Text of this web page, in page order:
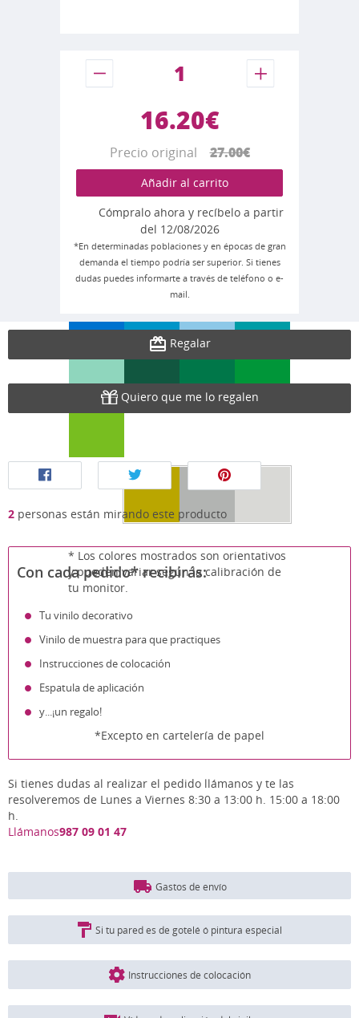
* Los colores mostrados son orientativos
y pueden variar según la calibración de
tu monitor.
16.20€
Precio original27.00€
Añadir al carrito
Cómpralo ahora y recíbelo a partir
del 12/08/2026
*En determinadas poblaciones y en épocas de gran
demanda el tiempo podría ser superior. Si tienes
dudas puedes informarte a través de teléfono o e-
mail.
Regalar
Quiero que me lo regalen
2 personas están mirando este producto
Con cada pedido* recibirás:
Tu vinilo decorativo
Vinilo de muestra para que practiques
Instrucciones de colocación
Espatula de aplicación
y...¡un regalo!
*Excepto en cartelería de papel
Si tienes dudas al realizar el pedido llámanos y te las
resolveremos de Lunes a Viernes 8:30 a 13:00 h. 15:00 a 18:00
h.
Llámanos987 09 01 47
Gastos de envío
Si tu pared es de gotelé ó pintura especial
Instrucciones de colocación